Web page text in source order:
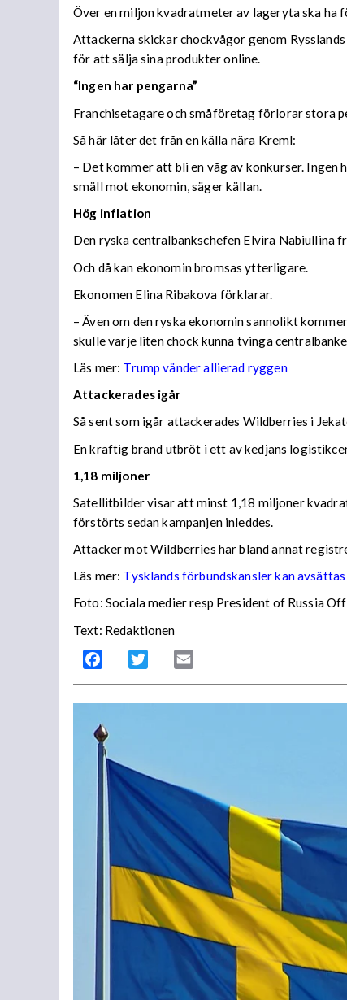
Över en miljon kvadratmeter av lageryta ska ha
Attackerna skickar chockvågor genom
för att sälja sina produkter online.
“Ingen har pengarna”
Franchisetagare och småföretag förlorar stora
Så här låter det från en källa nära Kreml:
– Det kommer att bli en våg av konkurser.
smäll mot ekonomin, säger källan.
Hög inflation
Den ryska centralbankschefen Elvira
Och då kan ekonomin bromsas ytterligare.
Ekonomen Elina Ribakova förklarar.
– Även om den ryska ekonomin sannolikt
skulle varje liten chock kunna tvinga
Läs mer: Trump vänder allierad ryggen
Attackerades igår
Så sent som igår attackerades Wildberries i
En kraftig brand utbröt i ett av kedjans
1,18 miljoner
Satellitbilder visar att minst 1,18 miljoner
förstörts sedan kampanjen inleddes.
Attacker mot Wildberries har bland annat
Läs mer: Tysklands förbundskansler kan avsättas
Foto: Sociala medier resp President of Russia
Text: Redaktionen
Facebook Twitter